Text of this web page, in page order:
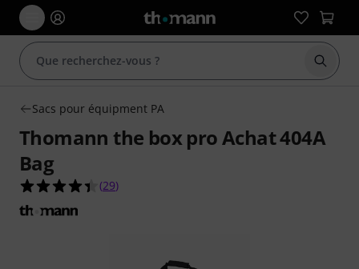
Sacs pour équipment PA
Thomann the box pro Achat 404A
Bag
4.4 étoiles sur 5 d'après 29 évaluations clients
(29)